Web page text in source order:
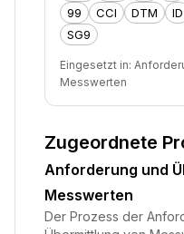
99
CCI DTM ID
SG9
Eingesetzt in:
Messwerten
Zugeordnete
Anforderung und
Messwerten
Der Prozess der